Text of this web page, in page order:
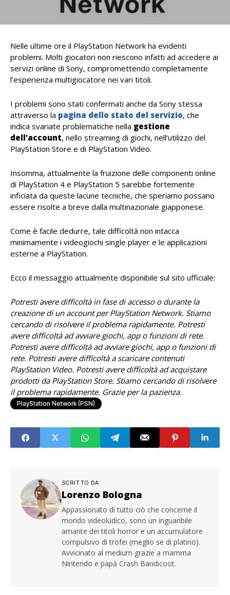
Nelle ultime ore il PlayStation Network ha evidenti
problemi. Molti giocatori non riescono infatti ad accedere ai
servizi online di Sony, compromettendo completamente
l’esperienza multigiocatore nei vari titoli.
I problemi sono stati confermati anche da Sony stessa
attraverso la pagina dello stato del servizio, che
indica svariate problematiche nella gestione
dell’account, nello streaming di giochi, nell’utilizzo del
PlayStation Store e di PlayStation Video.
Insomma, attualmente la fruizione delle componenti online
di PlayStation 4 e PlayStation 5 sarebbe fortemente
inficiata da queste lacune tecniche, che speriamo possano
essere risolte a breve dalla multinazionale giapponese.
Come è facile dedurre, tale difficoltà non intacca
minimamente i videogiochi single player e le applicazioni
esterne a PlayStation.
Ecco il messaggio attualmente disponibile sul sito ufficiale:
Potresti avere difficoltà in fase di accesso o durante la
creazione di un account per PlayStation Network. Stiamo
cercando di risolvere il problema rapidamente. Potresti
avere difficoltà ad avviare giochi, app o funzioni di rete.
Potresti avere difficoltà ad avviare giochi, app o funzioni di
rete. Potresti avere difficoltà a scaricare contenuti
PlayStation Video. Potresti avere difficoltà ad acquistare
prodotti da PlayStation Store. Stiamo cercando di risolvere
il problema rapidamente. Grazie per la pazienza.
PlayStation Network (PSN)
SCRITTO DA
Lorenzo Bologna
Appassionato di tutto ciò che concerne il
mondo videoludico, sono un inguaribile
amante dei titoli horror e un accumulatore
compulsivo di trofei (meglio se di platino).
Avvicinato al medium grazie a mamma
Nintendo e papà Crash Bandicoot.